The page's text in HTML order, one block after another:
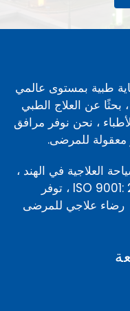
طبية بمستوى عالمي
عن العلاج الطبي
، نحن نوفر مرافق
معقولة للمرضى.
العلاجية في الهند ،
كيورانديا هي مؤسسة معتمدة ISO 9001: 2008 ، توفر
رضاء علاجي للمرضى